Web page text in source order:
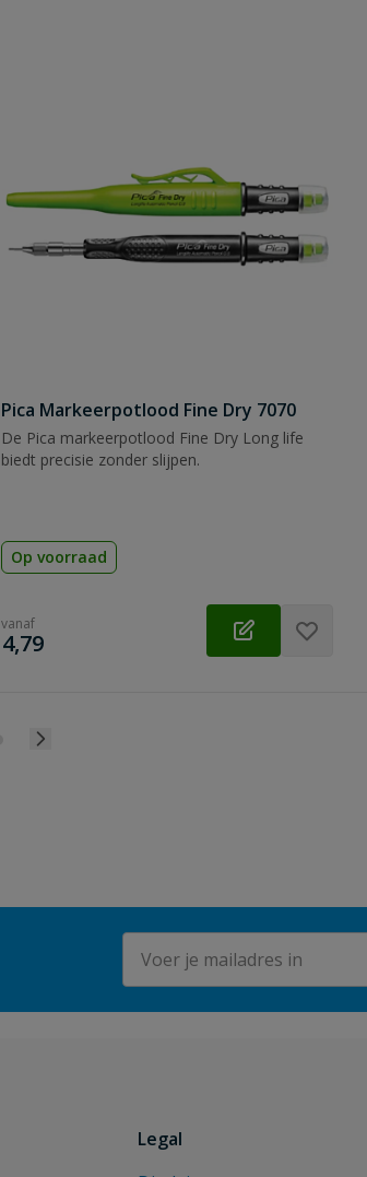
Pica Markeerpotlood Fine Dry 7070
De Pica markeerpotlood Fine Dry Long life
biedt precisie zonder slijpen.
Op voorraad
vanaf
€
4,79
Legal